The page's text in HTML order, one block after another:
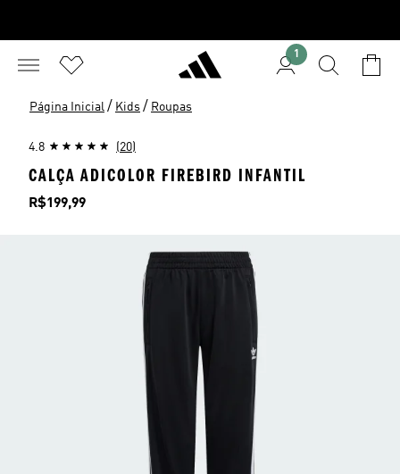
1
Página Inicial / Kids / Roupas
4.8 (20)
CALÇA ADICOLOR FIREBIRD INFANTIL
Preço
R$199,99